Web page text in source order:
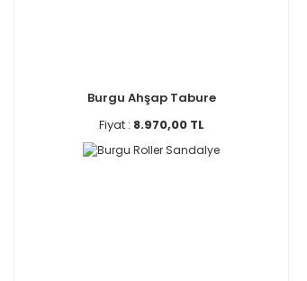
Burgu Ahşap Tabure
Fiyat : 8.970,00 TL